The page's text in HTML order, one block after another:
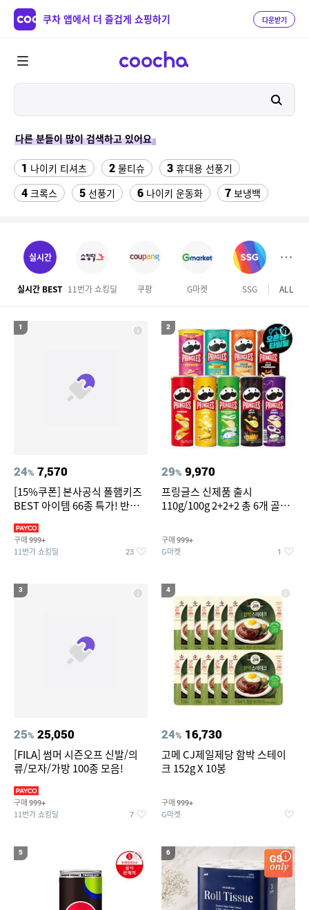
쿠차 앱에서 더 즐겁게 쇼핑하기 다운받기
다른 분들이 많이 검색하고 있어요
1 나이키 티셔츠 2 물티슈 3 휴대용 선풍기
4 크록스 5 선풍기 6 나이키 운동화 7 보냉백
11 삼성갤럭시북프로, 32gb, win11포함
12 성인용세발자전거중고
13 고려은단 비타민C 1000 600정
위닉스 공기청정기 타워 XQ600 필터
침대 매트리스 퀸
팔찌부자재
차량용스프레이페인트 얇은여자니트
ALL
실시간
실시간 BEST 11번가 쇼킹딜 쿠팡 G마켓 SSG 롯데
1
24% 7,570
[15%쿠폰] 본사공식 폴햄키즈
BEST 아이템 66종 특가! 반팔
구매 999+
11번가 쇼킹딜 23
2
29% 9,970
프링글스 신제품 출시
110g/100g 2+2+2 총 6개 골라
구매 999+
G마켓 1
3
25% 25,050
[FILA] 썸머 시즌오프 신발/의
류/모자/가방 100종 모음!
구매 999+
11번가 쇼킹딜 7
4
24% 16,730
고메 CJ제일제당 함박 스테이
크 152g X 10봉
구매 999+
G마켓
5 6